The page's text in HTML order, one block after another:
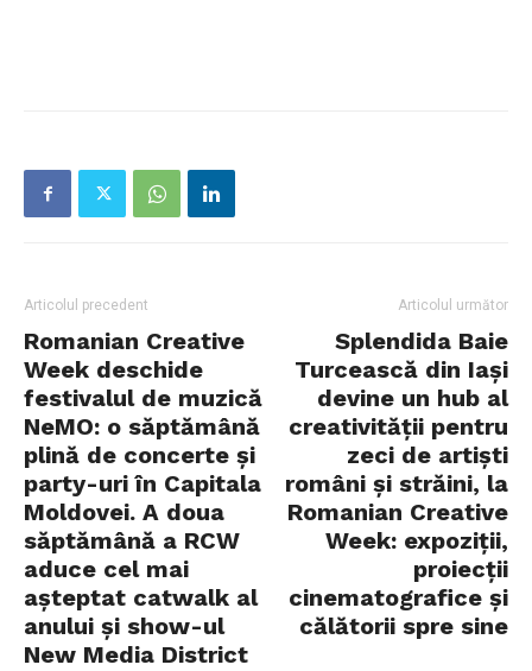
Articolul precedent
Romanian Creative
Week deschide
festivalul de muzică
NeMO: o săptămână
plină de concerte și
party-uri în Capitala
Moldovei. A doua
săptămână a RCW
aduce cel mai
așteptat catwalk al
anului și show-ul
New Media District
Articolul următor
Splendida Baie
Turcească din Iași
devine un hub al
creativității pentru
zeci de artiști
români și străini, la
Romanian Creative
Week: expoziții,
proiecții
cinematografice și
călătorii spre sine